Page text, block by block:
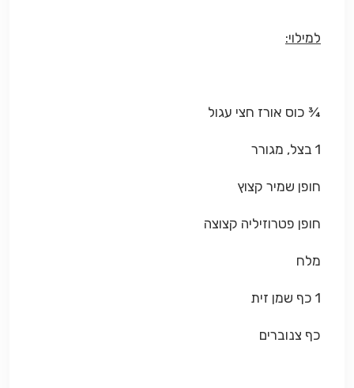
למילוי:
¾ כוס אורז חצי עגול
1 בצל, מגורר
חופן שמיר קצוץ
חופן פטרוזיליה קצוצה
מלח
1 כף שמן זית
כף צנוברים